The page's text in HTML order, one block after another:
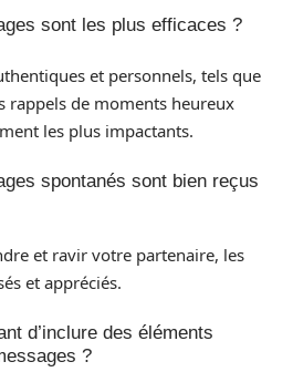
sont les plus efficaces ?
et personnels, tels que
rappels de moments heureux
les plus impactants.
spontanés sont bien reçus
et ravir votre partenaire, les
et appréciés.
d’inclure des éléments
?